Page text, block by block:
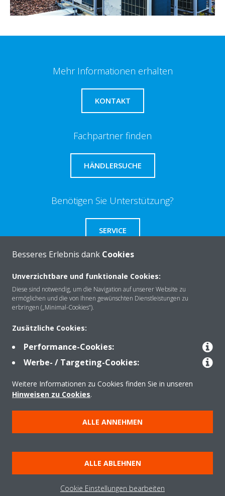
Mehr Informationen erhalten
KONTAKT
Fachpartner finden
HÄNDLERSUCHE
Benötigen Sie Unterstützung?
SERVICE
Über Daikin
Lösungen
Kontakt
Hinweis zu Cookies
Datenschutzerklärung
Unternehmensethik
AGB Data Act
Besseres Erlebnis dank Cookies
Unverzichtbare und funktionale Cookies:
Diese sind notwendig, um die Navigation auf unserer Website zu
ermöglichen und die von Ihnen gewünschten Dienstleistungen zu
erbringen („Minimal-Cookies“).
Zusätzliche Cookies:
Performance-Cookies:
Werbe- / Targeting-Cookies:
Weitere Informationen zu Cookies finden Sie in unseren
Hinweisen zu Cookies.
ALLE ANNEHMEN
ALLE ABLEHNEN
Cookie Einstellungen bearbeiten